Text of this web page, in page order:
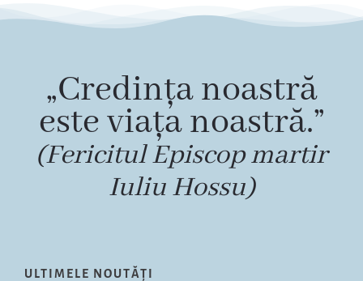
„Credința noastră
este viața noastră.”
(Fericitul Episcop martir
Iuliu Hossu)
ULTIMELE NOUTĂȚI